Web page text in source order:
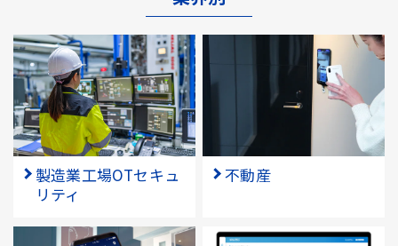
製造業工場OTセキュ
リティ
不動産